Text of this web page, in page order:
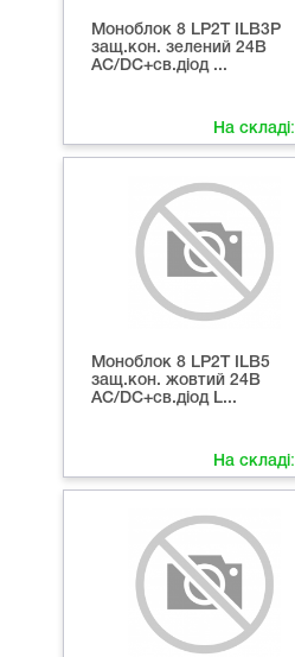
Моноблок 8 LP2T ILB3Р
защ.кон. зелений 24В
AC/DC+св.діод ...
На складі:
Моноблок 8 LP2T ILB5
защ.кон. жовтий 24В
AC/DC+св.діод L...
На складі: